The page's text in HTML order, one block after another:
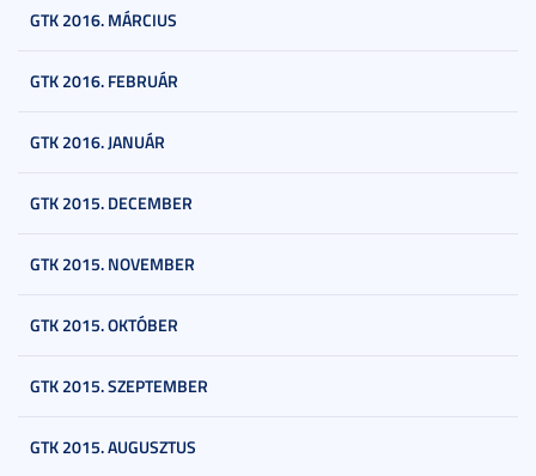
GTK 2016. MÁRCIUS
GTK 2016. FEBRUÁR
GTK 2016. JANUÁR
GTK 2015. DECEMBER
GTK 2015. NOVEMBER
GTK 2015. OKTÓBER
GTK 2015. SZEPTEMBER
GTK 2015. AUGUSZTUS